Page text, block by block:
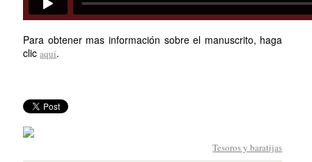
Para obtener mas información sobre el manuscrito, haga
clicaquí.
Tesoros y baratijas